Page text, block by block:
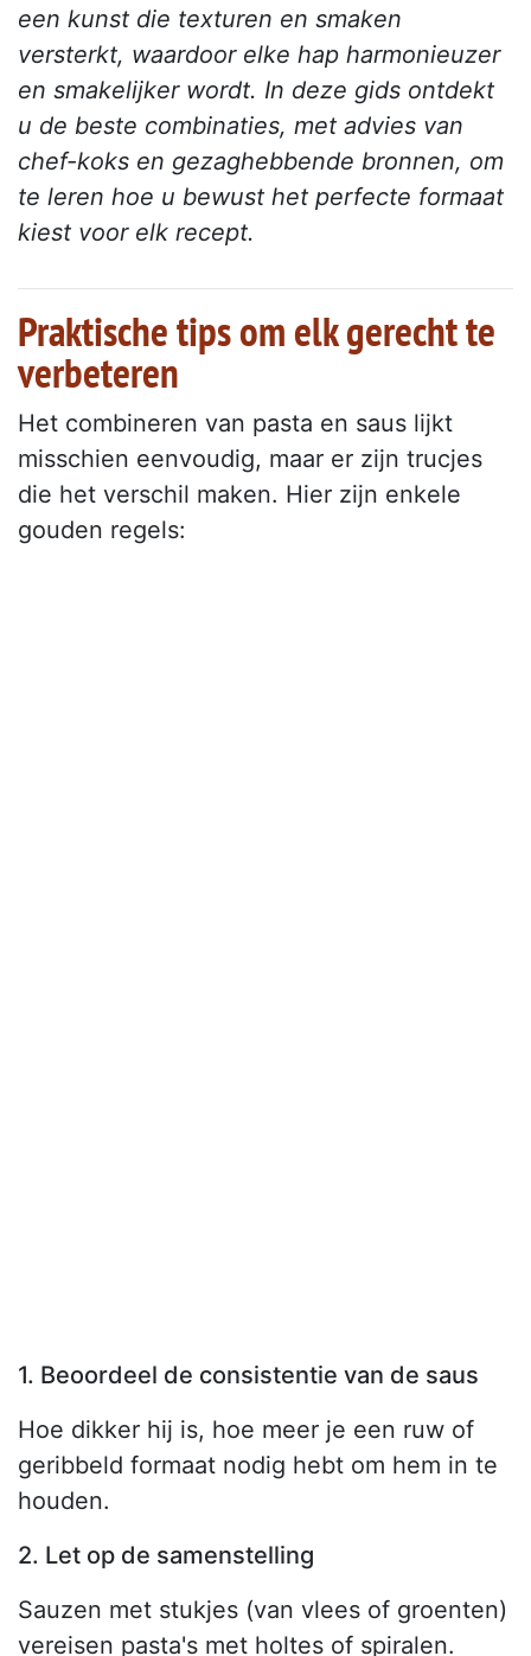
een kunst die texturen en smaken
versterkt, waardoor elke hap harmonieuzer
en smakelijker wordt. In deze gids ontdekt
u de beste combinaties, met advies van
chef-koks en gezaghebbende bronnen, om
te leren hoe u bewust het perfecte formaat
kiest voor elk recept.
Praktische tips om elk gerecht te
verbeteren
Het combineren van pasta en saus lijkt
misschien eenvoudig, maar er zijn trucjes
die het verschil maken. Hier zijn enkele
gouden regels:
1. Beoordeel de consistentie van de saus
Hoe dikker hij is, hoe meer je een ruw of
geribbeld formaat nodig hebt om hem in te
houden.
2. Let op de samenstelling
Sauzen met stukjes (van vlees of groenten)
vereisen pasta's met holtes of spiralen.